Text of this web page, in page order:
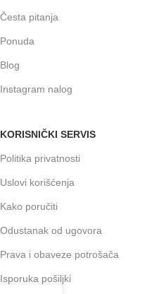
Česta pitanja
Ponuda
Blog
Instagram nalog
KORISNIČKI SERVIS
Politika privatnosti
Uslovi korišćenja
Kako poručiti
Odustanak od ugovora
Prava i obaveze potrošača
Isporuka pošiljki